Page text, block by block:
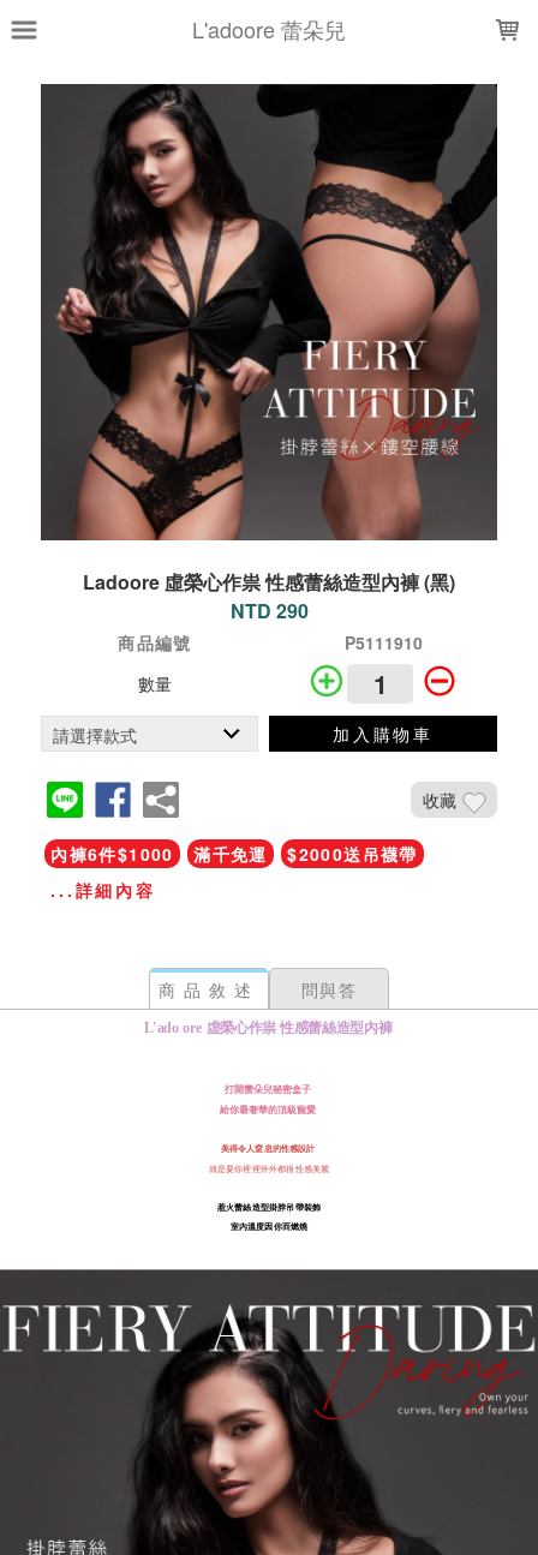
L'adoore 蕾朵兒
Ladoore 虛榮心作祟 性感蕾絲造型內褲 (黑)
NTD 290
商品編號
P5111910
數量
加入購物車
收藏
內褲6件$1000 滿千免運
$2000送吊襪帶
...詳細內容
商品敘述 問與答